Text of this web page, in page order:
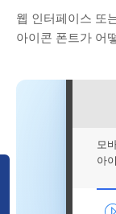
웹 인터페이스 또
아이콘 폰트가 어
모
아